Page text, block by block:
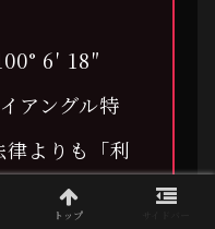
6′ 18″
アングル特
よりも「利
率」が優先
トップ